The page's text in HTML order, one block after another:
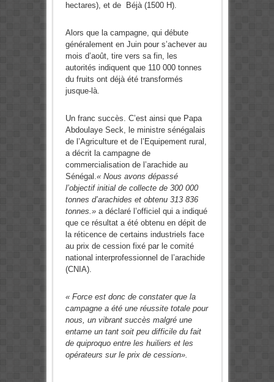
hectares), et de Béjà (1500 H).
Alors que la campagne, qui débute
généralement en Juin pour s’achever au
mois d’août, tire vers sa fin, les
autorités indiquent que 110 000 tonnes
du fruits ont déjà été transformés
jusque-là.
Un franc succès. C’est ainsi que Papa
Abdoulaye Seck, le ministre sénégalais
de l’Agriculture et de l’Equipement rural,
a décrit la campagne de
commercialisation de l’arachide au
Sénégal.« Nous avons dépassé
l’objectif initial de collecte de 300 000
tonnes d’arachides et obtenu 313 836
tonnes.»a déclaré l’officiel qui a indiqué
que ce résultat a été obtenu en dépit de
la réticence de certains industriels face
au prix de cession fixé par le comité
national interprofessionnel de l’arachide
(CNIA).
« Force est donc de constater que la
campagne a été une réussite totale pour
nous, un vibrant succès malgré une
entame un tant soit peu difficile du fait
de quiproquo entre les huiliers et les
opérateurs sur le prix de cession».